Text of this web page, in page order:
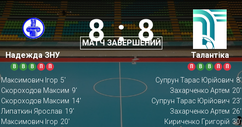
Надежда ЗНУ
В В В П П
8 : 8
МАТЧ ЗАВЕРШЕНИЙ
Талантіка
П В В П П
Максимович Ігор 5'
Скороходов Максим 9'
Скороходов Максим 14'
Липаткин Ярослав 19'
Максимович Ігор 20'
Супрун Тарас Юрійович 8'
Захарченко Артем 20'
Супрун Тарас Юрійович 23'
Захарченко Артем 26'
Кириченко Григорій 30'